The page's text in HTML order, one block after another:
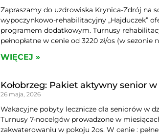
Zapraszamy do uzdrowiska Krynica-Zdrój na
wypoczynkowo-rehabilitacyjny „Hajduczek”
programem dodatkowym. Turnusy
pełnopłatne w cenie od 3220 zł/os (w
WIĘCEJ »
Kołobrzeg: Pakiet aktywny senior
26 maja, 2026
Wakacyjne pobyty lecznicze dla seniorów w
Turnusy 7-nocelgów prowadzone w
zakwaterowaniu w pokoju 2os. W cenie :